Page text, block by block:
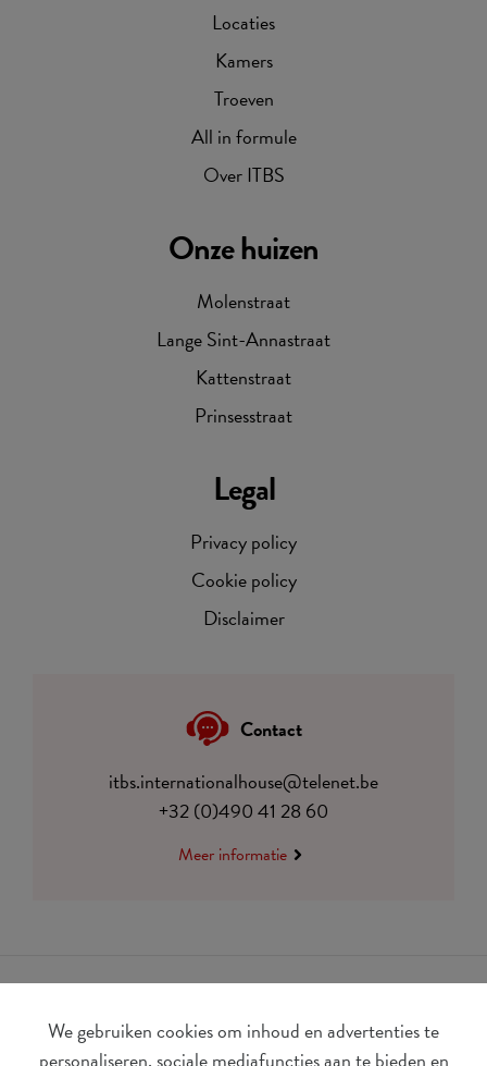
We gebruiken cookies om inhoud en advertenties te
personaliseren, sociale mediafuncties aan te bieden en
Locaties
Kamers
Troeven
All in formule
Over ITBS
Contact
itbs.internationalhouse@telenet.be
+32 (0)490 41 28 60
Meer informatie
Legal
Privacy policy
Cookie policy
Disclaimer
Onze huizen
Molenstraat
Lange Sint-Annastraat
Kattenstraat
Prinsesstraat